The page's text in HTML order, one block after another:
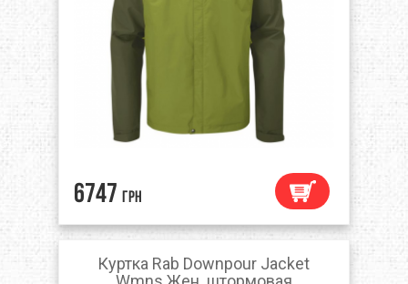
6747 грн
Куртка Rab Downpour Jacket